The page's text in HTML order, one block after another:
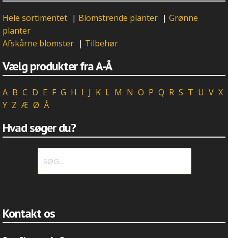
Hele sortimentet | Blomstrende planter | Grønne
planter
Afskårne blomster | Tilbehør
Vælg produkter fra A-Å
A B C D E F G H I J K L M N O P Q R S T U V X
Y Z Æ Ø Å
Hvad søger du?
Kontakt os